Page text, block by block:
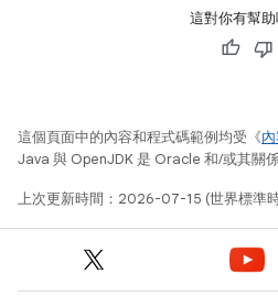
這對你有幫助
這個頁面中的內容和程式碼範例均受《
Java 與 OpenJDK 是 Oracle 和/或其關
上次更新時間：2026-07-15 (世界標準時